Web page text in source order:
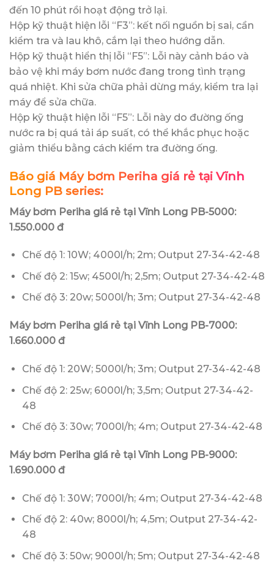
đến 10 phút rồi hoạt động trở lại.
Hộp kỹ thuật hiện lỗi “F3”: kết nối nguồn bị sai, cần
kiểm tra và lau khô, cắm lại theo hướng dẫn.
Hộp kỹ thuật hiển thị lỗi “F5”: Lỗi này cảnh báo và
bảo vệ khi máy bơm nước đang trong tình trạng
quá nhiệt. Khi sửa chữa phải dừng máy, kiểm tra lại
máy để sửa chữa.
Hộp kỹ thuật hiện lỗi “F5”: Lỗi này do đường ống
nước ra bị quá tải áp suất, có thể khắc phục hoặc
giảm thiểu bằng cách kiểm tra đường ống.
Báo giá Máy bơm Periha giá rẻ tại Vĩnh
Long PB series:
Máy bơm Periha giá rẻ tại Vĩnh Long PB-5000:
1.550.000 đ
Chế độ 1: 10W; 4000l/h; 2m; Output 27-34-42-48
Chế độ 2: 15w; 4500l/h; 2,5m; Output 27-34-42-48
Chế độ 3: 20w; 5000l/h; 3m; Output 27-34-42-48
Máy bơm Periha giá rẻ tại Vĩnh Long PB-7000:
1.660.000 đ
Chế độ 1: 20W; 5000l/h; 3m; Output 27-34-42-48
Chế độ 2: 25w; 6000l/h; 3,5m; Output 27-34-42-
48
Chế độ 3: 30w; 7000l/h; 4m; Output 27-34-42-48
Máy bơm Periha giá rẻ tại Vĩnh Long PB-9000:
1.690.000 đ
Chế độ 1: 30W; 7000l/h; 4m; Output 27-34-42-48
Chế độ 2: 40w; 8000l/h; 4,5m; Output 27-34-42-
48
Chế độ 3: 50w; 9000l/h; 5m; Output 27-34-42-48